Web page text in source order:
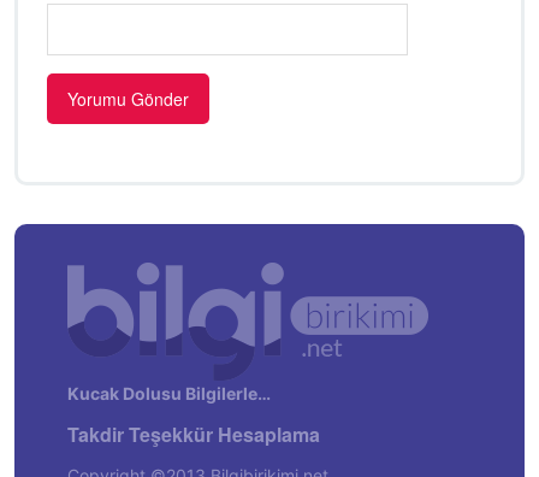
Kucak Dolusu Bilgilerle…
Takdir Teşekkür Hesaplama